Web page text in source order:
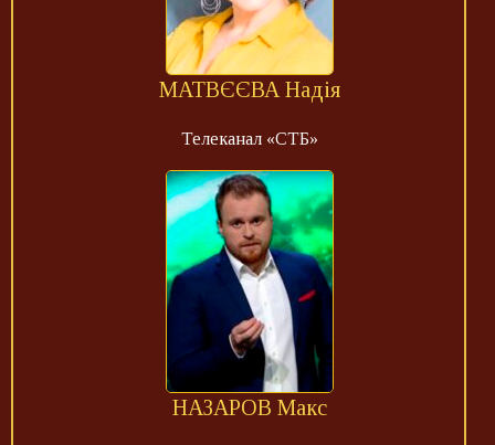
МАТВЄЄВА Надія
Телеканал «СТБ»
НАЗАРОВ Макс